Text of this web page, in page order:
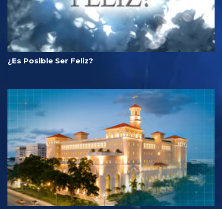
¿Es Posible Ser Feliz?